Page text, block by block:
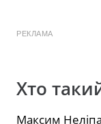
РЕКЛАМА
Хто
Максим